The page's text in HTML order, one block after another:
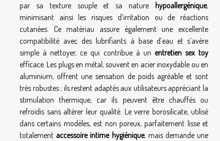
par sa texture souple et sa nature hypoallergénique,
minimisant ainsi les risques d’irritation ou de réactions
cutanées. Ce matériau assure également une excellente
compatibilité avec des lubrifiants à base d’eau et s’avère
simple à nettoyer, ce qui contribue à un entretien sex toy
efficace. Les plugs en métal, souvent en acier inoxydable ou en
aluminium, offrent une sensation de poids agréable et sont
très robustes ; ils restent adaptés aux utilisateurs appréciant la
stimulation thermique, car ils peuvent être chauffés ou
refroidis sans altérer leur qualité. Le verre borosilicate, utilisé
dans certains modèles, est non poreux, parfaitement lisse et
totalement accessoire intime hygiénique, mais demande une